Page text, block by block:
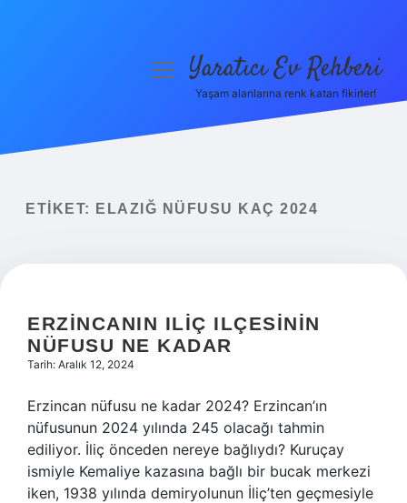
Yasal Uyarı
menüyüYaratıcı Ev Rehberi
Yaşam alanlarına renk katan fikirler!
ETIKET: ELAZIĞ NÜFUSU KAÇ 2024
ERZINCANIN ILIÇ ILÇESININ
NÜFUSU NE KADAR
Tarih: Aralık 12, 2024
Erzincan nüfusu ne kadar 2024? Erzincan’ın
nüfusunun 2024 yılında 245 olacağı tahmin
ediliyor. İliç önceden nereye bağlıydı? Kuruçay
ismiyle Kemaliye kazasına bağlı bir bucak merkezi
iken, 1938 yılında demiryolunun İliç’ten geçmesiyle